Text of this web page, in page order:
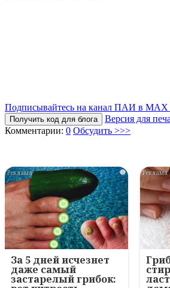
Подписывайтесь на канал ПАИ в MAХ
Получить код для блога
Версия для
Комментарии: 0 Обсудить >>>
i
За 5 дней исчезнет
даже самый
застарелый грибок: